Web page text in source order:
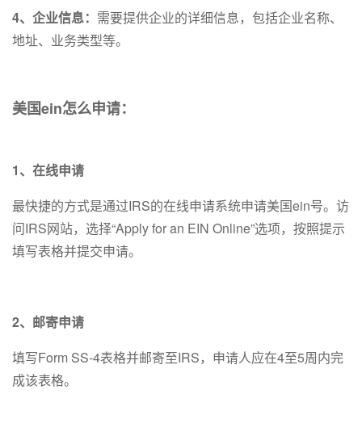
4、企业信息： 需要提供企业的详细信息，包括企业名称、
地址、业务类型等。
美国ein怎么申请：
1、在线申请
最快捷的方式是通过IRS的在线申请系统申请美国ein号。访
问IRS网站，选择“Apply for an EIN Online”选项，按照提示
填写表格并提交申请。
2、邮寄申请
填写Form SS-4表格并邮寄至IRS，申请人应在4至5周内完
成该表格。